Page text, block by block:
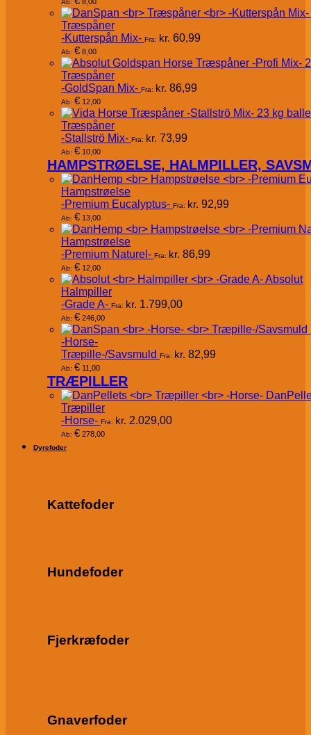
Ab:
Træspåner
-Kutterspån Mix- Fra: kr. 60,99
Ab: € 8,00
Træspåner
-GoldSpan Mix- Fra: kr. 86,99
Ab: € 12,00
Træspåner
-Stallströ Mix- Fra: kr. 73,99
Ab: € 10,00
HAMPSTRØELSE, HALMPILLER,
Hampstrøelse
-Premium Eucalyptus- Fra: kr. 92,99
Ab: € 13,00
Hampstrøelse
-Premium Naturel- Fra: kr. 86,99
Ab: € 12,00
Absolut
Halmpiller
-Grade A- Fra: kr. 1.799,00
Ab: € 246,00
-Horse-
Træpille-/Savsmuld Fra: kr. 82,99
Ab: € 11,00
TRÆPILLER
Træpiller
-Horse- Fra: kr. 2.029,00
Ab: € 278,00
Dyrefoder
Kattefoder
Hundefoder
Fjerkræfoder
Gnaverfoder